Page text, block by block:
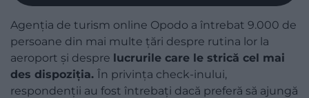
Agenția de turism online Opodo a întrebat 9.000 de
persoane din mai multe țări despre rutina lor la
aeroport și despre lucrurile care le strică cel mai
des dispoziția. În privința check-inului,
respondenții au fost întrebați dacă preferă să ajungă